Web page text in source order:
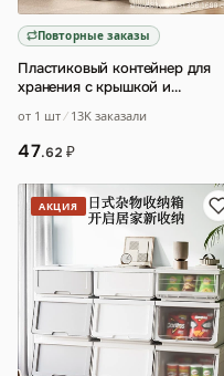
Повторные заказы
Пластиковый контейнер для
хранения с крышкой и
от 1 шт 13K заказали
47.62 ₽
АКЦИЯ